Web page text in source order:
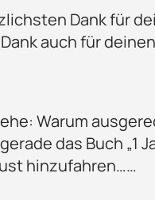
Dank für
auch für
Warum
das Buch „1
hinzufahren……